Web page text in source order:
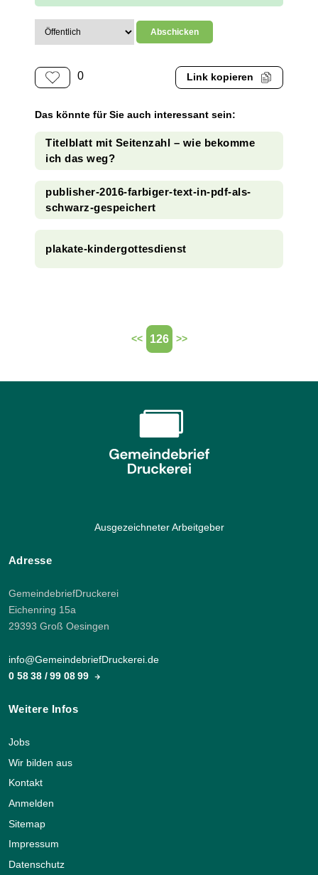
0 Link kopieren
Das könnte für Sie auch interessant sein:
Titelblatt mit Seitenzahl – wie bekomme
ich das weg?
publisher-2016-farbiger-text-in-pdf-als-
schwarz-gespeichert
plakate-kindergottesdienst
<< 126 >>
Ausgezeichneter Arbeitgeber
Adresse
GemeindebriefDruckerei
Eichenring 15a
29393 Groß Oesingen
info@GemeindebriefDruckerei.de
0 58 38 / 99 08 99
Weitere Infos
Jobs
Wir bilden aus
Kontakt
Anmelden
Sitemap
Impressum
Datenschutz